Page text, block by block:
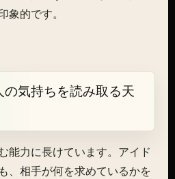
象的です。
の気持ちを読み取る天
能力に長けています。アイド
、相手が何を求めているかを